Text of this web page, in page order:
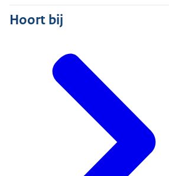
Hoort bij